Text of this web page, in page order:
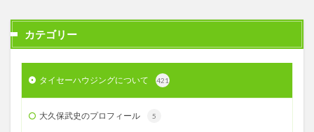
カテゴリー
タイセーハウジングについて 421
大久保武史のプロフィール 5